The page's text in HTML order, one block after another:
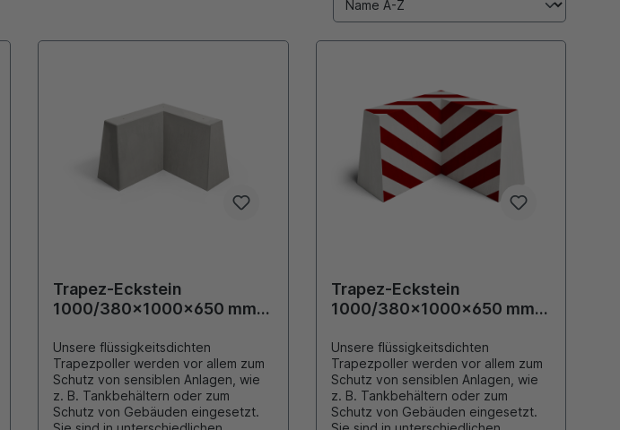
Trapez-Eckstein
1000/380x1000x650 mm
Unsere flüssigkeitsdichten
Trapezpoller werden vor allem zum
Schutz von sensiblen Anlagen, wie
z. B. Tankbehältern oder zum
Schutz von Gebäuden eingesetzt.
Trapez-Eckstein
1000/380x1000x650 mm
Unsere flüssigkeitsdichten
Trapezpoller werden vor allem zum
Schutz von sensiblen Anlagen, wie
z. B. Tankbehältern oder zum
Schutz von Gebäuden eingesetzt.